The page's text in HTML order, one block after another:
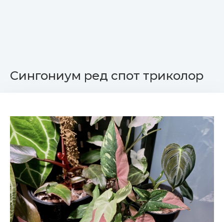
Сингониум ред спот триколор